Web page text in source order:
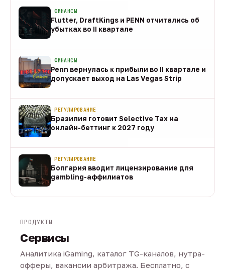
ФИНАНСЫ
Flutter, DraftKings и PENN отчитались об
убытках во II квартале
ФИНАНСЫ
Penn вернулась к прибыли во II квартале и
допускает выход на Las Vegas Strip
РЕГУЛИРОВАНИЕ
Бразилия готовит Selective Tax на
онлайн-беттинг к 2027 году
РЕГУЛИРОВАНИЕ
Болгария вводит лицензирование для
gambling-аффилиатов
ПРОДУКТЫ
Сервисы
Аналитика iGaming, каталог TG-каналов, нутра-
офферы, вакансии арбитража. Бесплатно, с